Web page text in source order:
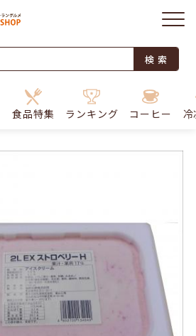
検 索
食品特集 ランキング コーヒー